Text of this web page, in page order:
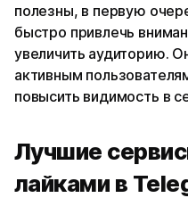
полезны, в первую
быстро привлечь
увеличить аудиторию.
активным
повысить видимость в
Лучшие
лайками в